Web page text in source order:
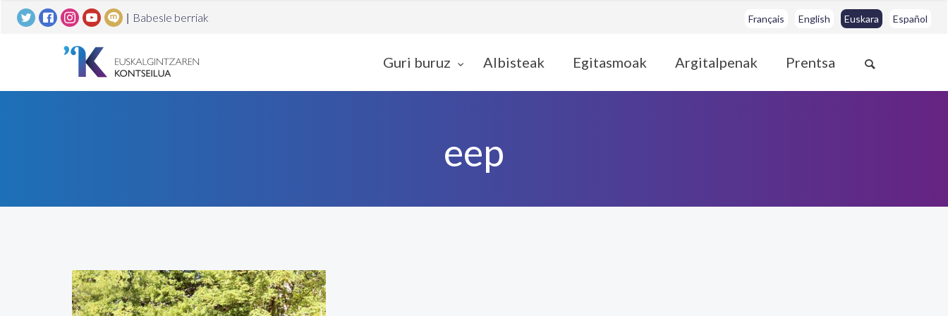
| Babesle berriak Français English Euskara Español
Guri buruz Albisteak Egitasmoak Argitalpenak Prentsa
eep